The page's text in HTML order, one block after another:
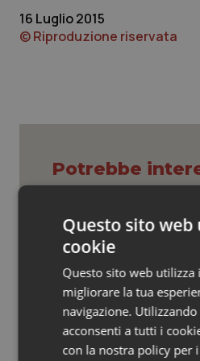
Veneto
Oncoematologia
Psoriasi & pelle
Quotidiano
Quotidiano Oncologia
Quotidiano Pediatria
Rene & patologie
16 Luglio 2015
© Riproduzione riservata
Potrebbe
Settimana della
comprendere
Regione
Schillaci: “Gli
fotografano la
Questo sito web
cookie
Questo sito web utilizza
migliorare la tua
navigazione.
acconsenti a tutti i
con la nostra policy per